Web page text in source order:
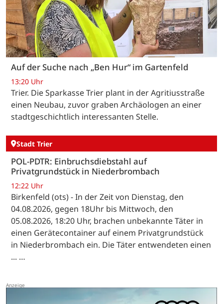
Auf der Suche nach „Ben Hur“ im Gartenfeld
13:20 Uhr
Trier. Die Sparkasse Trier plant in der Agritiusstraße
einen Neubau, zuvor graben Archäologen an einer
stadtgeschichtlich interessanten Stelle.
Stadt Trier
POL-PDTR: Einbruchsdiebstahl auf
Privatgrundstück in Niederbrombach
12:22 Uhr
Birkenfeld (ots) - In der Zeit von Dienstag, den
04.08.2026, gegen 18Uhr bis Mittwoch, den
05.08.2026, 18:20 Uhr, brachen unbekannte Täter in
einen Gerätecontainer auf einem Privatgrundstück
in Niederbrombach ein. Die Täter entwendeten einen
... …